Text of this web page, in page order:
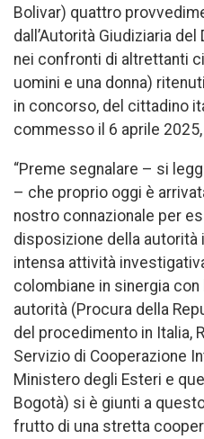
Bolivar) quattro
dall’Autorità Giudiziaria
nei confronti di altrettanti
uomini e una donna)
in concorso, del cittadino
commesso il 6 aprile
“Preme segnalare – si
– che proprio oggi è
nostro connazionale per
disposizione della autorità
intensa attività
colombiane in sinergia
autorità (Procura della
del procedimento in Italia,
Servizio di Cooperazione
Ministero degli Esteri e
Bogotà) si è giunti a
frutto di una stretta